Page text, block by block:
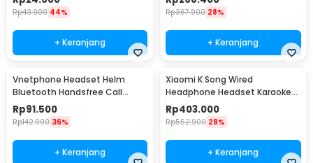
Rp43.900 44%
+ Keranjang
Rp367.900 28%
+ Keranjang
Vnetphone Headset Helm
Bluetooth Handsfree Call
Music Motor 180mAh - BT8
Rp91.500
Rp142.900 36%
+ Keranjang
Xiaomi K Song Wired
Headphone Headset Karaoke
with Mic
Rp403.000
Rp552.900 28%
+ Keranjang